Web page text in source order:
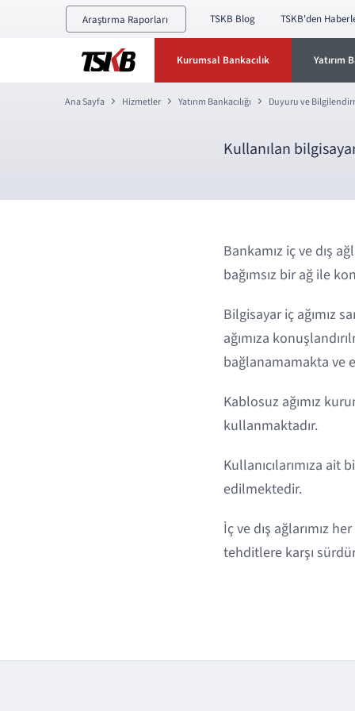
Araştırma Raporları TSKB Blog TSKB'den
Kurumsal Bankacılık Yatırım
Ana Sayfa Hizmetler Yatırım Bankacılığı Duyuru ve
Kullanılan
Bankamız iç ve dış
bağımsız bir ağ ile
Bilgisayar iç ağımız
ağımıza
bağlanamamakta ve
Kablosuz ağımız
kullanmaktadır.
Kullanıcılarımıza
edilmektedir.
İç ve dış ağlarımız
tehditlere karşı